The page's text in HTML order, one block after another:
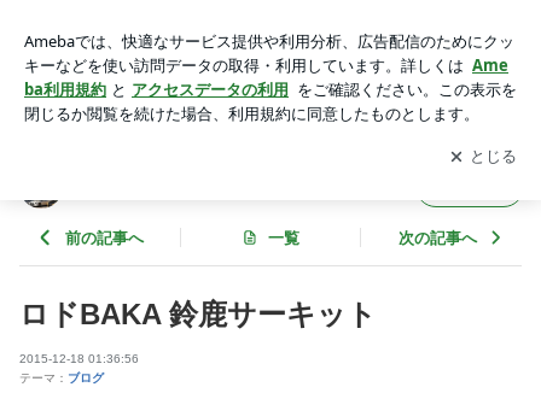
アプリをダウンロードして ブログの更新通知
を受け取りまし
ょう。
開く
前の記事へ 一覧 次の記事へ
ロドBAKA 鈴鹿サーキット
2015-12-18 01:36:56
テーマ： ブログ